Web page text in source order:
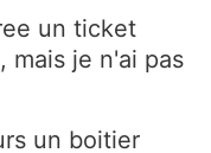
un ticket
mais je n'ai pas
un boitier